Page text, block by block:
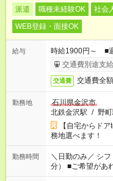
派遣 職種未経験OK 社会
WEB登録・面接OK
給与
時給1900円～ ■
交通費別途支
交通費 交通費全
勤務地
石川県金沢市
北鉄金沢駅 / 野
【自宅からド
務地選べます！
勤務時間
＼日勤のみ／ シフト例 ・10:00～15:00 ・9:00～17:00（休憩60
分） ■ご希望があればその他シフトもOK！ （例）10:00～
19:00 など 「家族とお休みを合わせたい」 「できれば残業は